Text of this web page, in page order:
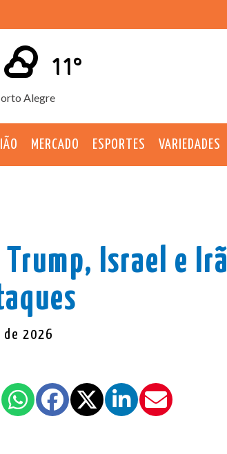
Alegre
11°
MERCADO ESPORTES VARIEDADES
Israel e Irã
de 2026